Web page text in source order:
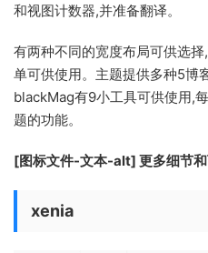
和视图计数器,并准备翻译。
有两种不同的宽度布局可供选
单可供使用。主题提供多种5博
blackMag有9小工具可供使用,
题的功能。
[图标文件-文本-alt] 更多细节
xenia